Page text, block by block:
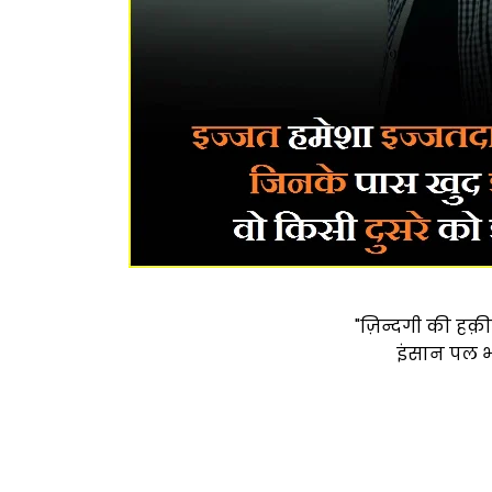
"ज़िन्दगी की
इंसान पल